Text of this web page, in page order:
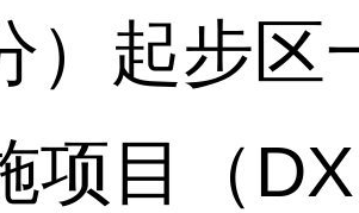
）起步区
项目（